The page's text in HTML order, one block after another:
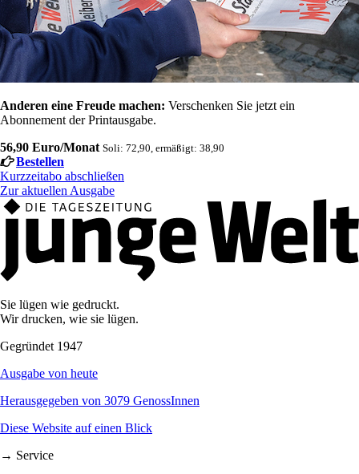
Anderen eine Freude machen: Verschenken Sie jetzt ein
Abonnement der Printausgabe.
56,90 Euro/Monat Soli: 72,90, ermäßigt: 38,90
Bestellen
Kurzzeitabo abschließen
Zur aktuellen Ausgabe
Sie lügen wie gedruckt.
Wir drucken, wie sie lügen.
Gegründet 1947
Ausgabe von heute
Herausgegeben von 3079 GenossInnen
Diese Website auf einen Blick
→ Service